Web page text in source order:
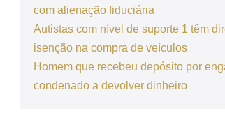
com alienação fiduciária
Autistas com nível de suporte 1 têm
isenção na compra de veículos
Homem que recebeu depósito por
condenado a devolver dinheiro